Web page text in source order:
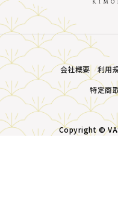
会社概要 利用
特定商
Copyright ©